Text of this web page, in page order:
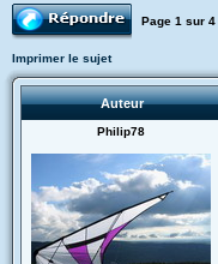
Répondre
Page 1 sur 4
Imprimer le sujet
Auteur
Philip78